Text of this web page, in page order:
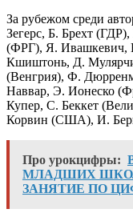
За рубежом среди
Зегерс, Б. Брехт
(ФРГ), Я. Ивашкевич,
Кшиштонь, Д.
(Венгрия), Ф.
Наввар, Э. Ионеско
Купер, С. Беккет
Корвин (США), И.
Про урокцифры:
МЛАДШИХ
ЗАНЯТИЕ ПО